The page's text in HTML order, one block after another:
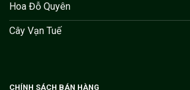
Hoa Đỗ Quyên
Cây Vạn Tuế
CHÍNH SÁCH BÁN HÀNG